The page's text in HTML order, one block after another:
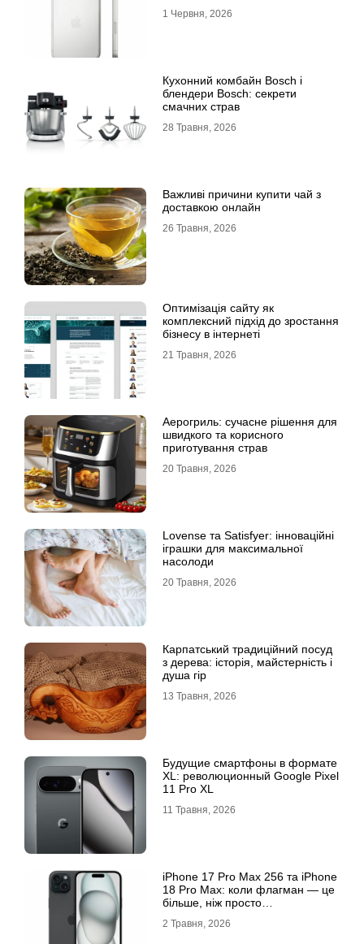
1 Червня, 2026
Кухонний комбайн Bosch і
блендери Bosch: секрети
смачних страв
28 Травня, 2026
Важливі причини купити чай з
доставкою онлайн
26 Травня, 2026
Оптимізація сайту як
комплексний підхід до зростання
бізнесу в інтернеті
21 Травня, 2026
Аерогриль: сучасне рішення для
швидкого та корисного
приготування страв
20 Травня, 2026
Lovense та Satisfyer: інноваційні
іграшки для максимальної
насолоди
20 Травня, 2026
Карпатський традиційний посуд
з дерева: історія, майстерність і
душа гір
13 Травня, 2026
Будущие смартфоны в формате
XL: революционный Google Pixel
11 Pro XL
11 Травня, 2026
iРhone 17 Рro Мax 256 та iРhone
18 Рro Мax: коли флагман — це
більше, ніж просто
2 Травня, 2026